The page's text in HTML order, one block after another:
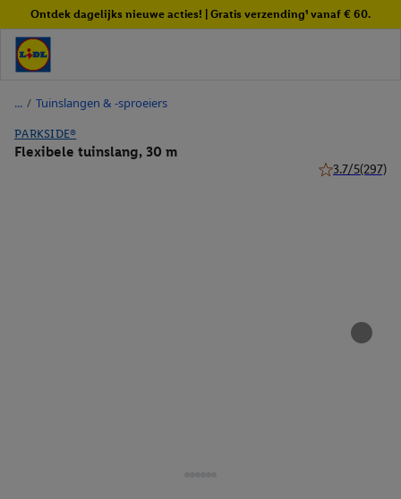
Ontdek dagelijks nieuwe acties! | Gratis verzending¹ vanaf € 60.
/ Tuinslangen & -sproeiers
PARKSIDE®
Flexibele tuinslang, 30 m
3.7/5(297)